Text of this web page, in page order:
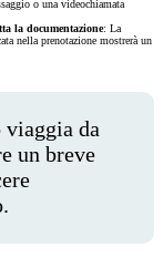
o una videochiamata
la documentazione: La
nella prenotazione mostrerà un
da
un breve